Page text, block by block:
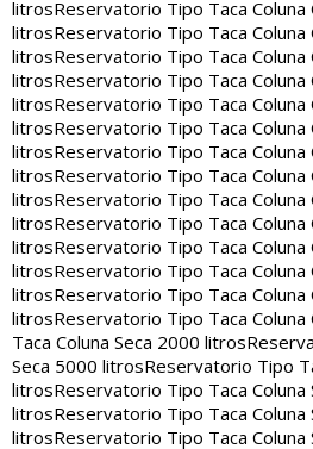
litrosReservatorio Tipo Taca Coluna
litrosReservatorio Tipo Taca Coluna
litrosReservatorio Tipo Taca Coluna
litrosReservatorio Tipo Taca Coluna
litrosReservatorio Tipo Taca Coluna
litrosReservatorio Tipo Taca Coluna
litrosReservatorio Tipo Taca Coluna
litrosReservatorio Tipo Taca Coluna
litrosReservatorio Tipo Taca Coluna
litrosReservatorio Tipo Taca Coluna
litrosReservatorio Tipo Taca Coluna
litrosReservatorio Tipo Taca Coluna
litrosReservatorio Tipo Taca Coluna
litrosReservatorio Tipo Taca Coluna
Taca Coluna Seca 2000 litros
Seca 5000 litrosReservatorio Tipo
litrosReservatorio Tipo Taca Coluna
litrosReservatorio Tipo Taca Coluna
litrosReservatorio Tipo Taca Coluna